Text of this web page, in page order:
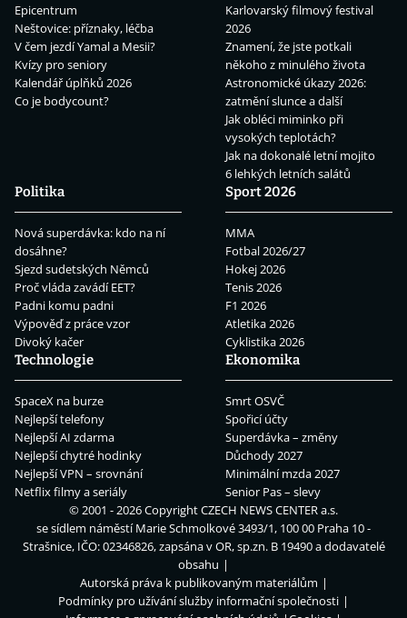
Epicentrum
Neštovice: příznaky, léčba
V čem jezdí Yamal a Mesii?
Kvízy pro seniory
Kalendář úplňků 2026
Co je bodycount?
Karlovarský filmový festival
2026
Znamení, že jste potkali
někoho z minulého života
Astronomické úkazy 2026:
zatmění slunce a další
Jak obléci miminko při
vysokých teplotách?
Jak na dokonalé letní mojito
6 lehkých letních salátů
Politika
Nová superdávka: kdo na ní
dosáhne?
Sjezd sudetských Němců
Proč vláda zavádí EET?
Padni komu padni
Výpověď z práce vzor
Divoký kačer
Sport 2026
MMA
Fotbal 2026/27
Hokej 2026
Tenis 2026
F1 2026
Atletika 2026
Cyklistika 2026
Technologie
SpaceX na burze
Nejlepší telefony
Nejlepší AI zdarma
Nejlepší chytré hodinky
Nejlepší VPN – srovnání
Netflix filmy a seriály
Ekonomika
Smrt OSVČ
Spořicí účty
Superdávka – změny
Důchody 2027
Minimální mzda 2027
Senior Pas – slevy
© 2001 - 2026 CopyrightCZECH NEWS CENTER a.s.
se sídlem náměstí Marie Schmolkové 3493/1, 100 00 Praha 10 -
Strašnice, IČO: 02346826, zapsána v OR, sp.zn. B 19490 a dodavatelé
obsahu
Autorská práva k publikovaným materiálům
Podmínky pro užívání služby informační společnosti